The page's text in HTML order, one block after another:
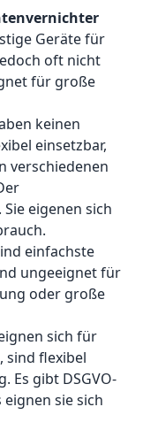
Geräte für
oft nicht
für große
keinen
einsetzbar,
verschiedenen
eigenen sich
einfachste
ungeeignet für
oder große
sich für
sind flexibel
Es gibt DSGVO-
sie sich